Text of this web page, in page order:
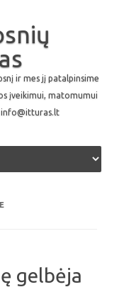
ir mes jį patalpinsime
įveikimui, matomumui
info@itturas.lt
gelbėja